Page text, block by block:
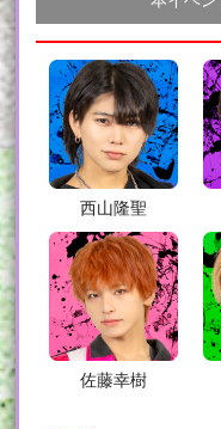
西山隆聖
佐藤幸樹